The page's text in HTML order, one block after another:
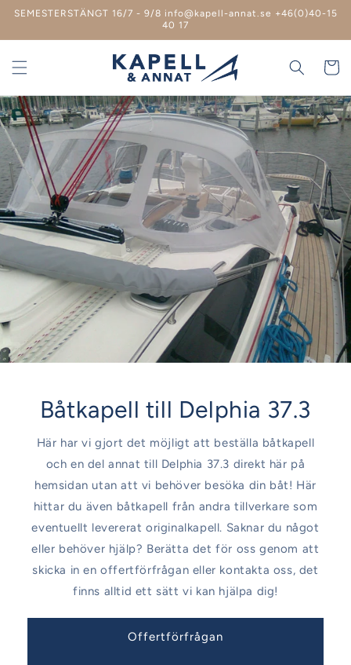
vidare
innehåll
SEMESTERSTÄNGT 16/7 - 9/8 info@kapell-annat.se +46(0)40-15
40 17
Båtkapell till Delphia 37.3
Här har vi gjort det möjligt att beställa båtkapell
och en del annat till Delphia 37.3 direkt här på
hemsidan utan att vi behöver besöka din båt! Här
hittar du även båtkapell från andra tillverkare som
eventuellt levererat originalkapell. Saknar du något
eller behöver hjälp? Berätta det för oss genom att
skicka in en offertförfrågan eller kontakta oss, det
finns alltid ett sätt vi kan hjälpa dig!
Offertförfrågan